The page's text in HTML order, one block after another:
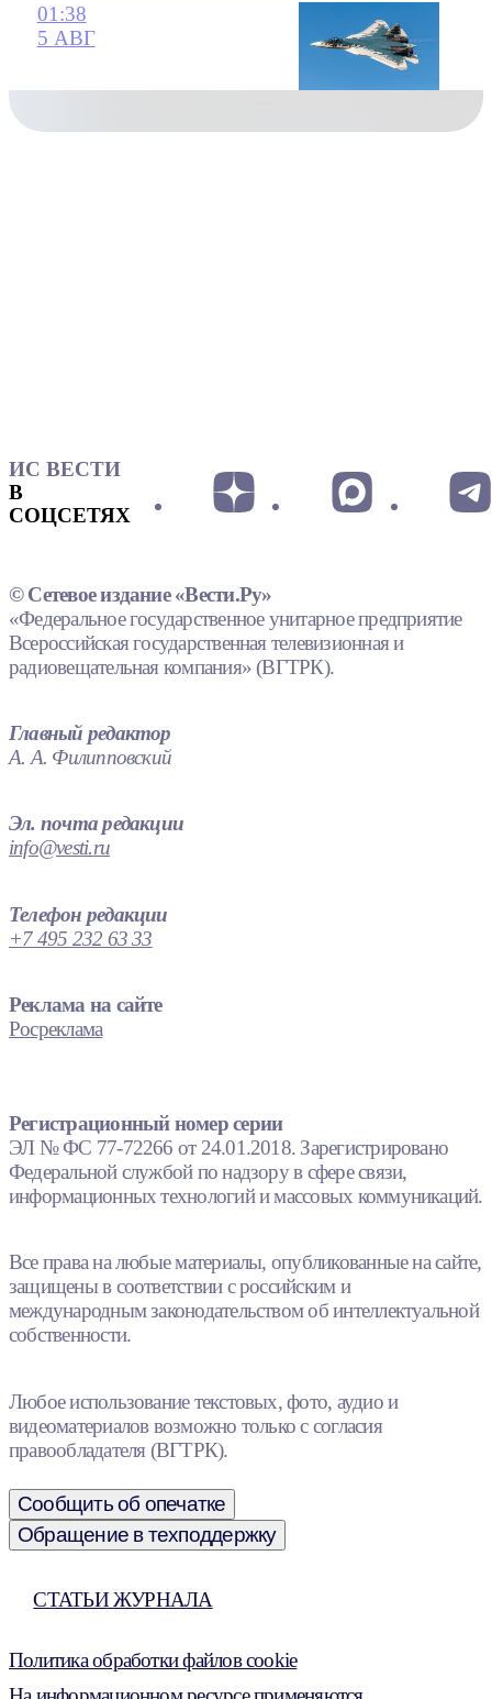
01:38
5 АВГ
ИС ВЕСТИ
В
СОЦСЕТЯХ
© Сетевое издание «Вести.Ру»
«Федеральное государственное унитарное предприятие
Всероссийская государственная телевизионная и
радиовещательная компания» (ВГТРК).
Главный редактор
А. А. Филипповский
Эл. почта редакции
info@vesti.ru
Телефон редакции
+7 495 232 63 33
Реклама на сайте
Росреклама
Регистрационный номер серии
ЭЛ № ФС 77-72266 от 24.01.2018. Зарегистрировано
Федеральной службой по надзору в сфере связи,
информационных технологий и массовых коммуникаций.
Все права на любые материалы, опубликованные на сайте,
защищены в соответствии с российским и
международным законодательством об интеллектуальной
собственности.
Любое использование текстовых, фото, аудио и
видеоматериалов возможно только с согласия
правообладателя (ВГТРК).
Сообщить об опечатке
Обращение в техподдержку
СТАТЬИ ЖУРНАЛА
Политика обработки файлов cookie